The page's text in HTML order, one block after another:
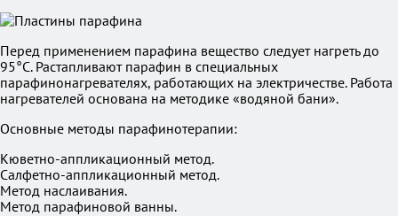
Перед применением парафина вещество следует нагреть до
95°С. Растапливают парафин в специальных
парафинонагревателях, работающих на электричестве. Работа
нагревателей основана на методике «водяной бани».
Основные методы парафинотерапии:
Кюветно-аппликационный метод.
Салфетно-аппликационный метод.
Метод наслаивания.
Метод парафиновой ванны.